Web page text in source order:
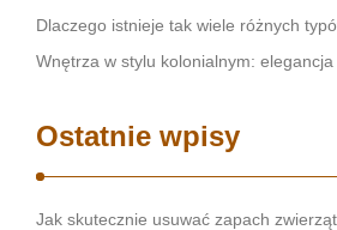
Dlaczego istnieje tak wiele różnych
Wnętrza w stylu kolonialnym:
Ostatnie wpisy
Jak skutecznie usuwać zapach